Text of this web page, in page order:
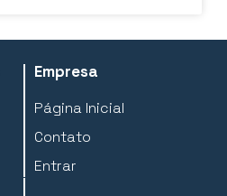
Empresa
Página Inicial
Contato
Entrar